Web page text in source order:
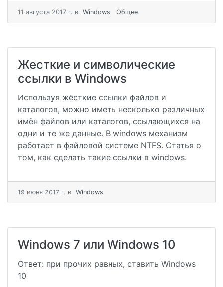
11 августа 2017 г. в Windows Общее
Жесткие и символические
ссылки в Windows
Используя жёсткие ссылки файлов и
каталогов, можно иметь несколько различных
имён файлов или каталогов, ссылающихся на
одни и те же данные. В windows механизм
работает в файловой системе NTFS. Статья о
том, как сделать такие ссылки в windows.
19 июня 2017 г. в Windows
Windows 7 или Windows 10
Ответ: при прочих равных, ставить Windows
10